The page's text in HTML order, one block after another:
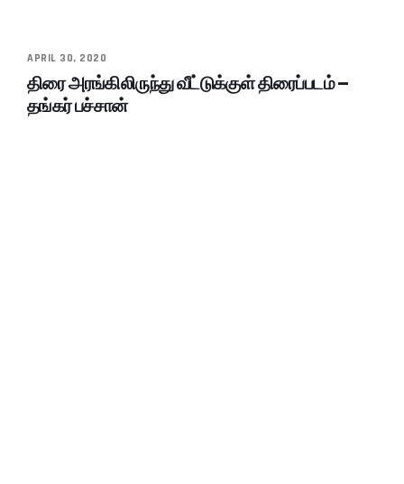
APRIL 30, 2020
திரை அரங்கிலிருந்து வீட்டுக்குள் திரைப்படம் –
தங்கர் பச்சான்